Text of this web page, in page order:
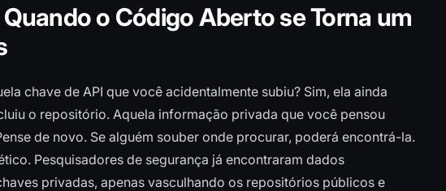
o Código Aberto se Torna um
chave de API que você acidentalmente subiu? Sim, ela ainda
o repositório. Aquela informação privada que você pensou
de novo. Se alguém souber onde procurar, poderá encontrá-la.
Pesquisadores de segurança já encontraram dados
privadas, apenas vasculhando os repositórios públicos e